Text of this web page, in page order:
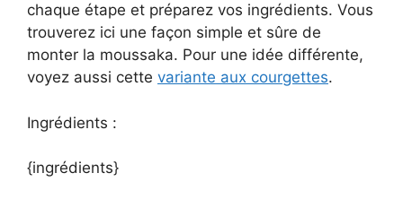
chaque étape et préparez vos ingrédients. Vous
trouverez ici une façon simple et sûre de
monter la moussaka. Pour une idée différente,
voyez aussi cette variante aux courgettes.
Ingrédients :
{ingrédients}